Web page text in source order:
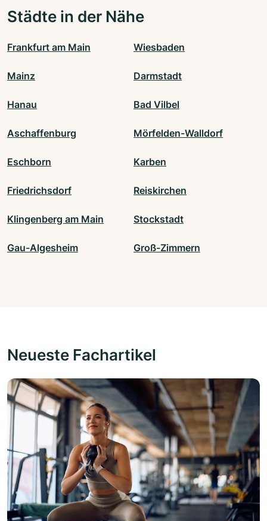
Städte in der Nähe
Frankfurt am Main Wiesbaden
Mainz Darmstadt
Hanau Bad Vilbel
Aschaffenburg Mörfelden-Walldorf
Eschborn Karben
Friedrichsdorf Reiskirchen
Klingenberg am Main Stockstadt
Gau-Algesheim Groß-Zimmern
Neueste Fachartikel